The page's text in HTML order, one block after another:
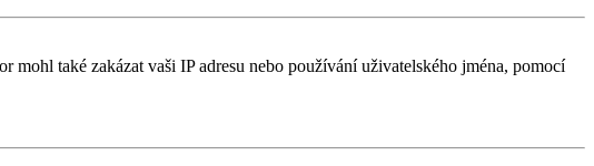
mohl také zakázat vaši IP adresu nebo používání uživatelského jména, pomocí